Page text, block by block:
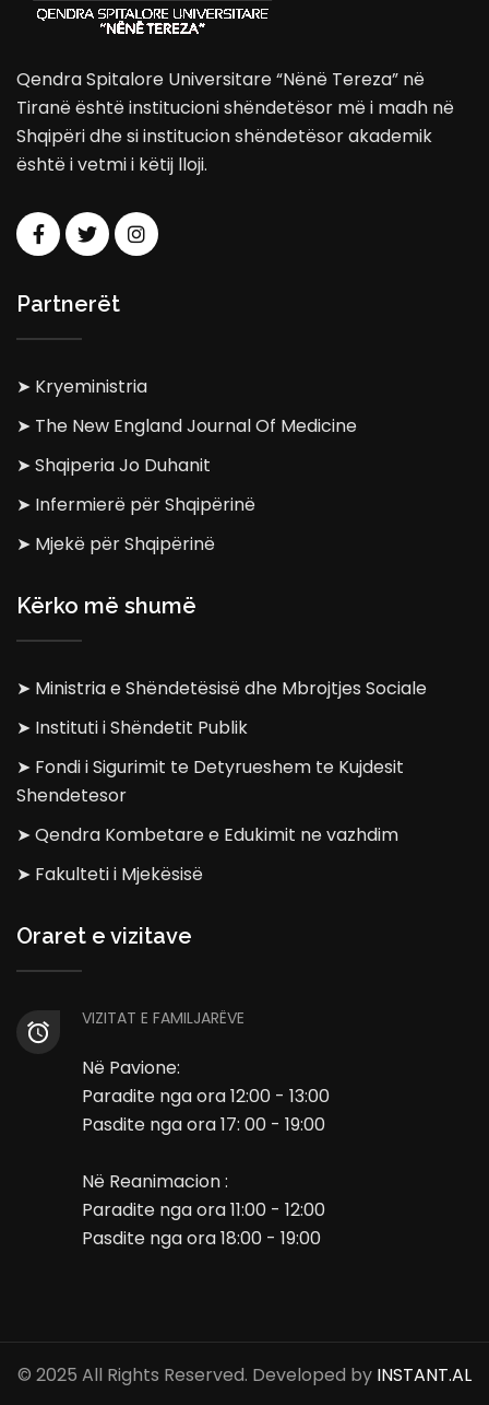
Qendra Spitalore Universitare “Nënë Tereza” në
Tiranë është institucioni shëndetësor më i madh në
Shqipëri dhe si institucion shëndetësor akademik
është i vetmi i këtij lloji.
Partnerët
➤ Kryeministria
➤ The New England Journal Of Medicine
➤ Shqiperia Jo Duhanit
➤ Infermierë për Shqipërinë
➤ Mjekë për Shqipërinë
Kërko më shumë
➤ Ministria e Shëndetësisë dhe Mbrojtjes Sociale
➤ Instituti i Shëndetit Publik
➤ Fondi i Sigurimit te Detyrueshem te Kujdesit
Shendetesor
➤ Qendra Kombetare e Edukimit ne vazhdim
➤ Fakulteti i Mjekësisë
Oraret e vizitave
VIZITAT E FAMILJARËVE
Në Pavione:
Paradite nga ora 12:00 - 13:00
Pasdite nga ora 17: 00 - 19:00
Në Reanimacion :
Paradite nga ora 11:00 - 12:00
Pasdite nga ora 18:00 - 19:00
© 2025 All Rights Reserved. Developed by INSTANT.AL